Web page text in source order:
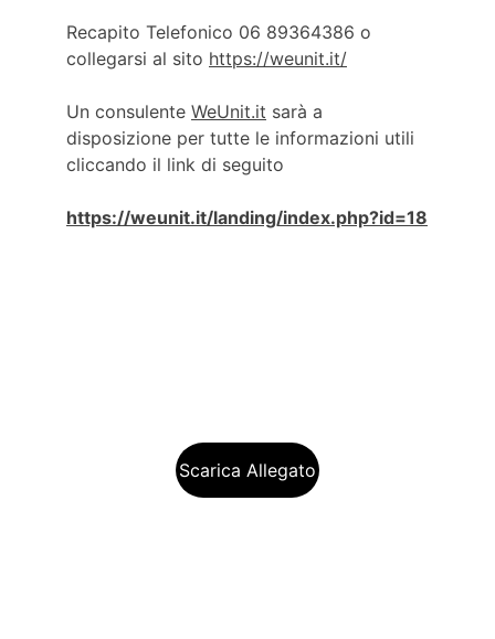
Recapito Telefonico 06 89364386 o
collegarsi al sito https://weunit.it/
Un consulente WeUnit.it sarà a
disposizione per tutte le informazioni utili
cliccando il link di seguito
https://weunit.it/landing/index.php?id=18
Scarica Allegato